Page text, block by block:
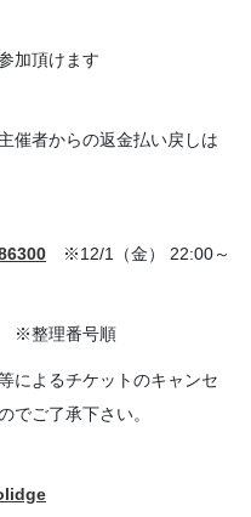
加頂けます
催者からの返金払い戻しは
※12/1（金） 22:00～
※整理番号順
によるチケットのキャンセ
でご了承下さい。